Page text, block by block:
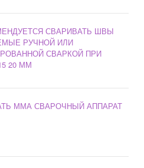
СВАРИВАТЬ ШВЫ
РУЧНОЙ ИЛИ
СВАРКОЙ ПРИ
20 ММ
ММА СВАРОЧНЫЙ АППАРАТ